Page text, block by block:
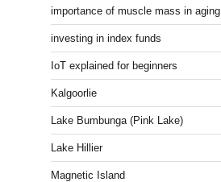
importance of muscle mass in aging
investing in index funds
IoT explained for beginners
Kalgoorlie
Lake Bumbunga (Pink Lake)
Lake Hillier
Magnetic Island